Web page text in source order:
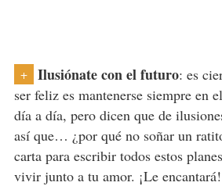
+ Ilusiónate con el futuro: es
ser feliz es mantenerse siempre en
día a día, pero dicen que de
así que… ¿por qué no soñar un
carta para escribir todos estos
vivir junto a tu amor. ¡Le encantará!